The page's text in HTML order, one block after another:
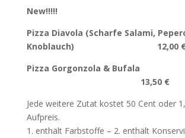
New!!!!!
Pizza Diavola (Scharfe Salami,
Knoblauch) 12,00
Pizza Gorgonzola &
13,50 €
Jede weitere Zutat kostet 50 Cent oder
Aufpreis.
1. enthält Farbstoffe – 2. enthält